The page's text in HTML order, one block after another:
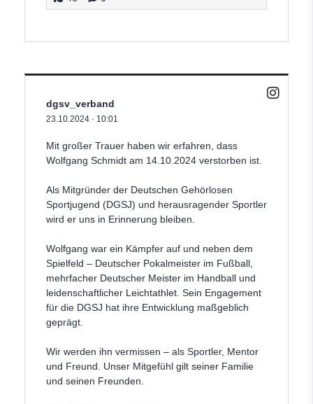
dgsv_verband
23.10.2024 · 10:01
Mit großer Trauer haben wir erfahren, dass
Wolfgang Schmidt am 14.10.2024 verstorben ist.
Als Mitgründer der Deutschen Gehörlosen
Sportjugend (DGSJ) und herausragender Sportler
wird er uns in Erinnerung bleiben.
Wolfgang war ein Kämpfer auf und neben dem
Spielfeld – Deutscher Pokalmeister im Fußball,
mehrfacher Deutscher Meister im Handball und
leidenschaftlicher Leichtathlet. Sein Engagement
für die DGSJ hat ihre Entwicklung maßgeblich
geprägt.
Wir werden ihn vermissen – als Sportler, Mentor
und Freund. Unser Mitgefühl gilt seiner Familie
und seinen Freunden.